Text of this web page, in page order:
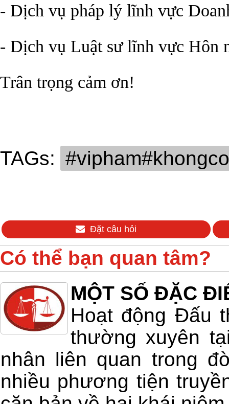
- Dịch vụ pháp lý lĩnh vực
- Dịch vụ Luật sư lĩnh vực Hôn
Trân trọng cảm ơn!
TAGs:
Đặt câu hỏi
Có thể bạn quan tâm?
MỘT SỐ ĐẶC
Hoạt động Đấu
thường xuyên
nhân liên quan trong
nhiều phương tiện